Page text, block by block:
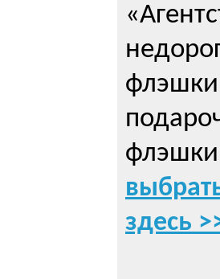
флэшки
здесь